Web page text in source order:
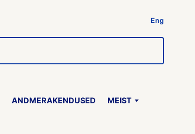
Eng
ANDMERAKENDUSED MEIST